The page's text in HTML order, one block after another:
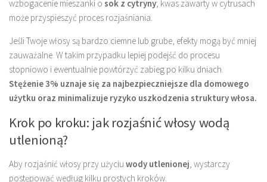
wzbogacenie mieszanki o sok z cytryny; kwas zawarty w cytrusach
może przyspieszyć proces rozjaśniania.
Jeśli Twoje włosy są bardzo ciemne lub grube, efekty mogą być mniej
zauważalne. W takim przypadku lepiej podejść do procesu
stopniowo i ewentualnie powtórzyć zabieg po kilku dniach.
Stężenie 3% uznaje się za najbezpieczniejsze dla domowego
użytku oraz minimalizuje ryzyko uszkodzenia struktury włosa.
Krok po kroku: jak rozjaśnić włosy wodą
utlenioną?
Aby rozjaśnić włosy przy użyciu wody utlenionej, wystarczy
postępować według kilku prostych kroków.